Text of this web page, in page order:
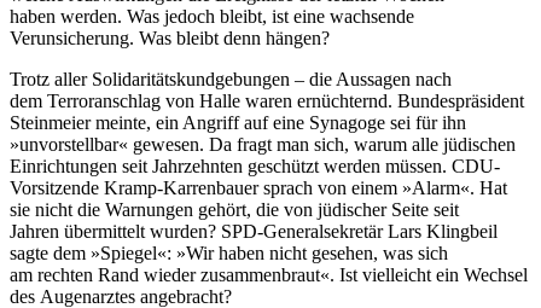
haben werden. Was jedoch bleibt, ist eine wachsende
Verunsicherung. Was bleibt denn hängen?
Trotz aller Solidaritätskundgebungen – die Aussagen nach
dem Terroranschlag von Halle waren ernüchternd. Bundespräsident
Steinmeier meinte, ein Angriff auf eine Synagoge sei für ihn
»unvorstellbar« gewesen. Da fragt man sich, warum alle jüdischen
Einrichtungen seit Jahrzehnten geschützt werden müssen. CDU-
Vorsitzende Kramp-Karrenbauer sprach von einem »Alarm«. Hat
sie nicht die Warnungen gehört, die von jüdischer Seite seit
Jahren übermittelt wurden? SPD-Generalsekretär Lars Klingbeil
sagte dem »Spiegel«: »Wir haben nicht gesehen, was sich
am rechten Rand wieder zusammenbraut«. Ist vielleicht ein Wechsel
des Augenarztes angebracht?